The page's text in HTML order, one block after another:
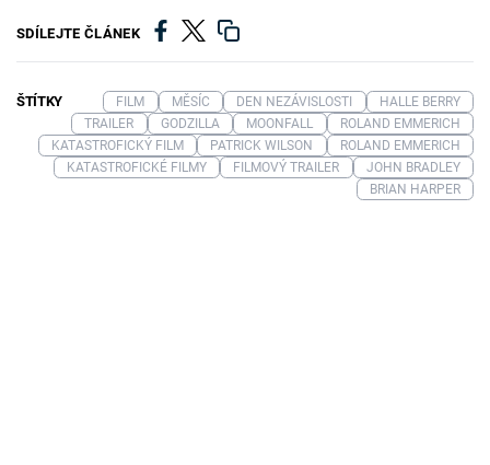
SDÍLEJTE ČLÁNEK
ŠTÍTKY FILM MĚSÍC DEN NEZÁVISLOSTI
HALLE BERRY
TRAILER
GODZILLA MOONFALL
ROLAND EMMERICH
KATASTROFICKÝ FILM
PATRICK WILSON
ROLAND EMMERICH
KATASTROFICKÉ FILMY
FILMOVÝ TRAILER
JOHN BRADLEY
BRIAN HARPER